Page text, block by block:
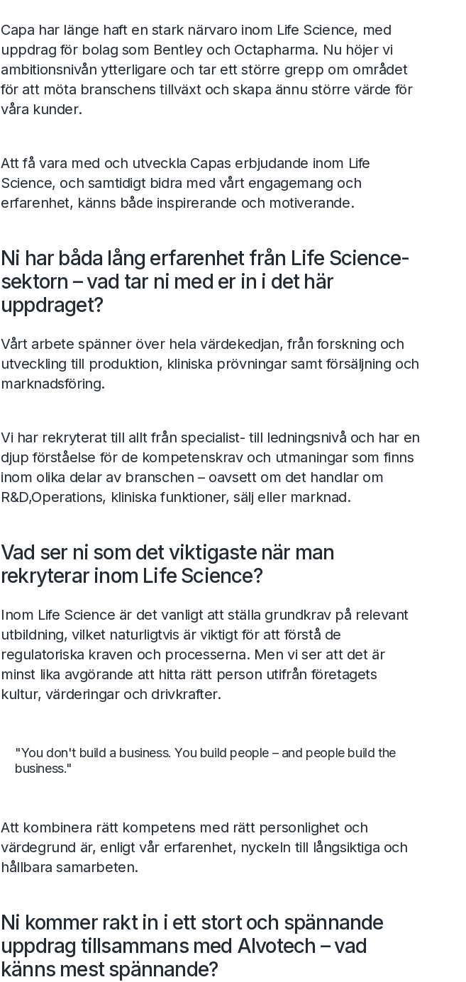
Capa har länge haft en stark närvaro inom Life Science, med
uppdrag för bolag som Bentley och Octapharma. Nu höjer vi
ambitionsnivån ytterligare och tar ett större grepp om området
för att möta branschens tillväxt och skapa ännu större värde för
våra kunder.
Att få vara med och utveckla Capas erbjudande inom Life
Science, och samtidigt bidra med vårt engagemang och
erfarenhet, känns både inspirerande och motiverande.
Ni har båda lång erfarenhet från Life Science-
sektorn – vad tar ni med er in i det här
uppdraget?
Vårt arbete spänner över hela värdekedjan, från forskning och
utveckling till produktion, kliniska prövningar samt försäljning och
marknadsföring.
Vi har rekryterat till allt från specialist- till ledningsnivå och har en
djup förståelse för de kompetenskrav och utmaningar som finns
inom olika delar av branschen – oavsett om det handlar om
R&D,Operations, kliniska funktioner, sälj eller marknad.
Vad ser ni som det viktigaste när man
rekryterar inom Life Science?
Inom Life Science är det vanligt att ställa grundkrav på relevant
utbildning, vilket naturligtvis är viktigt för att förstå de
regulatoriska kraven och processerna. Men vi ser att det är
minst lika avgörande att hitta rätt person utifrån företagets
kultur, värderingar och drivkrafter.
"You don't build a business. You build people – and people build the
business."
Att kombinera rätt kompetens med rätt personlighet och
värdegrund är, enligt vår erfarenhet, nyckeln till långsiktiga och
hållbara samarbeten.
Ni kommer rakt in i ett stort och spännande
uppdrag tillsammans med Alvotech – vad
känns mest spännande?